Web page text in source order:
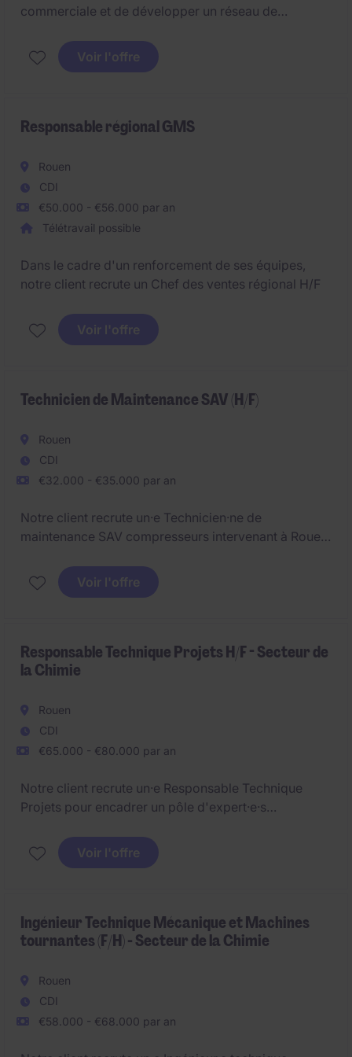
commerciale et de développer un réseau de
Voir l'offre
Responsable régional GMS
Rouen
CDI
€50.000 - €56.000 par an
Télétravail possible
Dans le cadre d'un renforcement de ses équipes,
notre client recrute un Chef des ventes régional H/F
Voir l'offre
Technicien de Maintenance SAV (H/F)
Rouen
CDI
€32.000 - €35.000 par an
Notre client recrute un·e Technicien·ne de
maintenance SAV compresseurs intervenant à Rouen
SAV compresseurs assure la performance des
installations d'air comprimé dans le secteur
maintenance SAV compresseurs s'exerce à Rouen
(Seine-Maritime).
Voir l'offre
Responsable Technique Projets H/F - Secteur de
la Chimie
Rouen
CDI
€65.000 - €80.000 par an
Notre client recrute un·e Responsable Technique
Projets pour encadrer un pôle d'expert·e·s
Technique Projets coordonne les études, les
validations et la préparation technique des projets
Voir l'offre
Ingénieur Technique Mécanique et Machines
tournantes (F/H) - Secteur de la Chimie
Rouen
CDI
€58.000 - €68.000 par an